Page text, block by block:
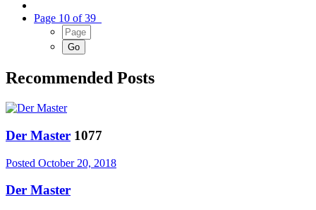
Page 10 of 39
Recommended Posts
Der Master 1077
Posted October 20, 2018
Der Master